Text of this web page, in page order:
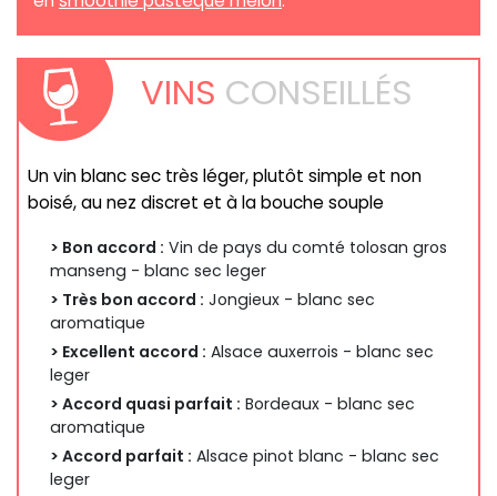
VINS CONSEILLÉS
Un vin blanc sec très léger, plutôt simple et non
boisé, au nez discret et à la bouche souple
> Bon accord : Vin de pays du comté tolosan gros
manseng - blanc sec leger
> Très bon accord : Jongieux - blanc sec
aromatique
> Excellent accord : Alsace auxerrois - blanc sec
leger
> Accord quasi parfait : Bordeaux - blanc sec
aromatique
> Accord parfait : Alsace pinot blanc - blanc sec
leger